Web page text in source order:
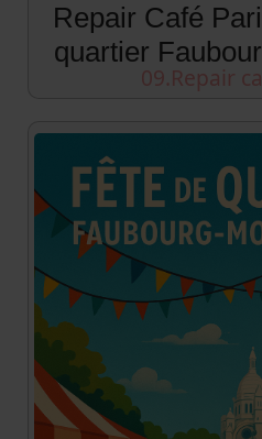
Repair Café
quartier
09.Repair